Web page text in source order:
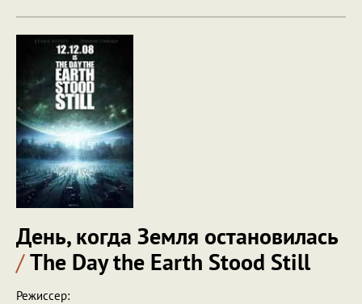
День, когда Земля остановилась
/The Day the Earth Stood Still
Режиссер: